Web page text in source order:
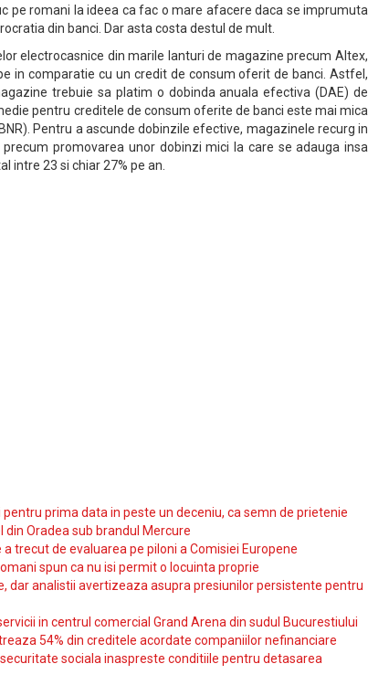
pe romani la ideea ca fac o mare afacere daca se imprumuta
din banci. Dar asta costa destul de mult.
electrocasnice din marile lanturi de magazine precum Altex,
in comparatie cu un credit de consum oferit de banci. Astfel,
trebuie sa platim o dobinda anuala efectiva (DAE) de
pentru creditele de consum oferite de banci este mai mica
Pentru a ascunde dobinzile efective, magazinele recurg in
promovarea unor dobinzi mici la care se adauga insa
intre 23 si chiar 27% pe an.
prima data in peste un deceniu, ca semn de prietenie
Oradea sub brandul Mercure
trecut de evaluarea pe piloni a Comisiei Europene
spun ca nu isi permit o locuinta proprie
dar analistii avertizeaza asupra presiunilor persistente pentru
in centrul comercial Grand Arena din sudul Bucurestiului
54% din creditele acordate companiilor nefinanciare
sociala inaspreste conditiile pentru detasarea